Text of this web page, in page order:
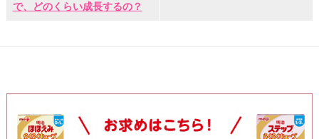
で、どのくらい成長するの？